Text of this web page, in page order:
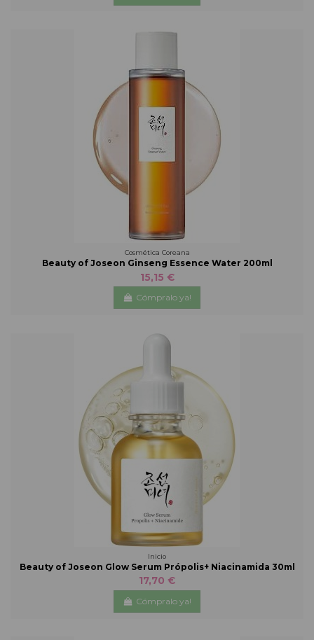
Cosmética Coreana
Beauty of Joseon Ginseng Essence Water 200ml
15,15 €
Cómpralo ya!
Inicio
Beauty of Joseon Glow Serum Própolis+ Niacinamida 30ml
17,70 €
Cómpralo ya!